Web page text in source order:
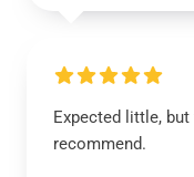
Expected little,
recommend.